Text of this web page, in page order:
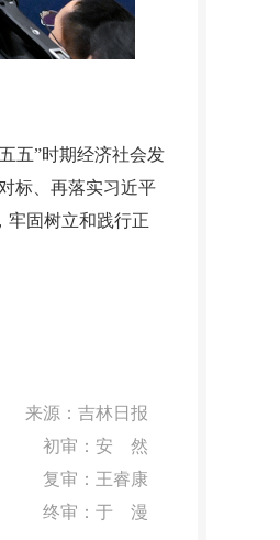
五”时期经济社会发
标、再落实习近平
牢固树立和践行正
来源： 吉林日报
初审：安 然
复审：王睿康
终审：于 漫